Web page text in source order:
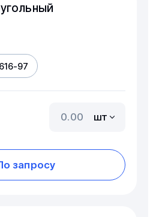
97
шт
запросу